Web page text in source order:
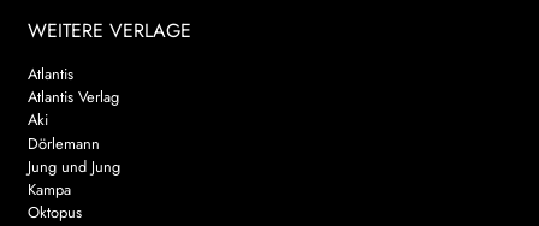
WEITERE VERLAGE
Atlantis
Atlantis Verlag
Aki
Dörlemann
Jung und Jung
Kampa
Oktopus